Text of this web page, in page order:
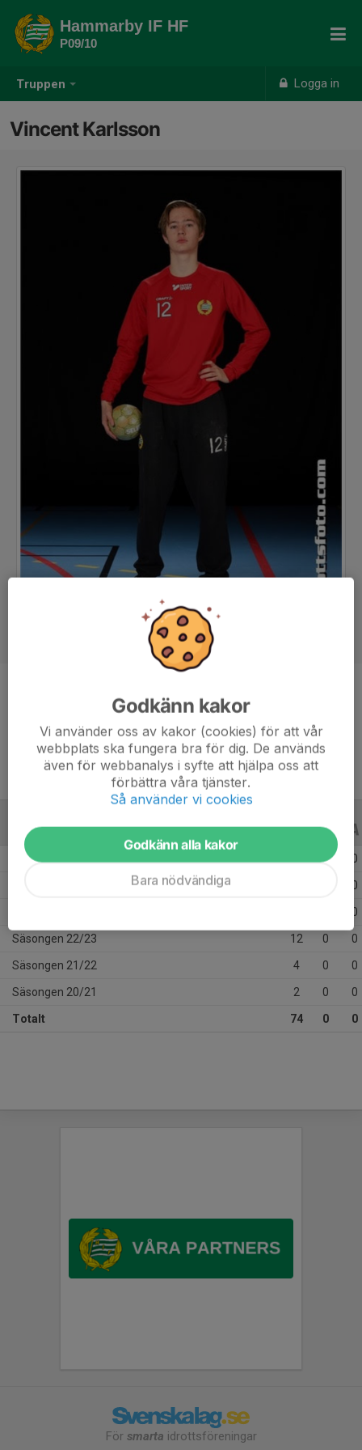
Truppen Logga in
Hammarby IF HF
P09/10
Vincent Karlsson
ALLA SERIER ALLA ÅR
Säsongen 25/26 0 0
0
0
Säsongen 22/23 12 0 0
Säsongen 21/22 4 0 0
Säsongen 20/21 2 0 0
Totalt 74 0 0
För smarta idrottsföreningar
Godkänn kakor
Vi använder oss av kakor (cookies) för att vår
webbplats ska fungera bra för dig. De används
även för webbanalys i syfte att hjälpa oss att
förbättra våra tjänster.
Så använder vi cookies
Godkänn alla kakor
Bara nödvändiga